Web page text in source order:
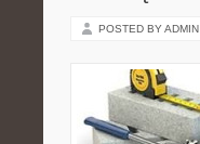
POSTED BY ADMIN